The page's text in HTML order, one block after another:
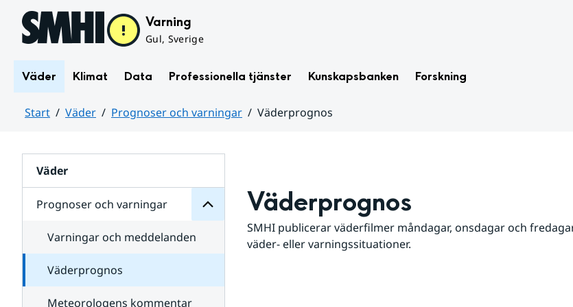
Hoppa till sidans innehåll Varning
Gul, Sverige
Väder Klimat Data Professionella tjänster Kunskapsbanken Forskning
Start Väder Prognoser och varningar
Väderprognos
Väder
Prognoser och varningar
för
varningar
Varningar och meddelanden
Väderprognos
Meteorologens kommentar
Väderprognos
SMHI publicerar väderfilmer måndagar, onsdagar och
väder- eller varningssituationer.